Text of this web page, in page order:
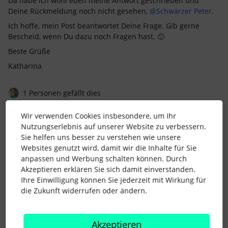
Deine Rückmeldung noch nicht gesehen, @Schwarzer Peter.
Ich hoffe, mein Post beantwortet Deine Frage. Gib gerne
Bescheid, wenn Du dazu noch Fragen hast. 🙂
Beste Grüße
Katharina
1 Personen gefällt dies
Schwarzer Peter AUTOR*IN Forum|Forum|3 years ago
Da hat sich gerade was überschnitten… Wie heißt es “Geduld
ist eine Tugend”… scheinbar habe ich diese nicht immer
ausreichend, da ich gerade eben eine PM an Marc
Wir verwenden Cookies insbesondere, um Ihr
Nutzungserlebnis auf unserer Website zu verbessern.
Sie helfen uns besser zu verstehen wie unsere
Websites genutzt wird, damit wir die Inhalte für Sie
anpassen und Werbung schalten können. Durch
Akzeptieren erklären Sie sich damit einverstanden.
Ihre Einwilligung können Sie jederzeit mit Wirkung für
die Zukunft widerrufen oder ändern.
Akzeptieren